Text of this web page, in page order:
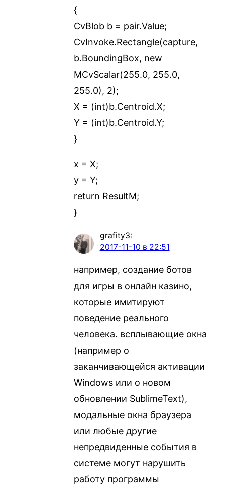
{
CvBlob b = pair.Value;
CvInvoke.Rectangle(capture,
b.BoundingBox, new
MCvScalar(255.0, 255.0,
255.0), 2);
X = (int)b.Centroid.X;
Y = (int)b.Centroid.Y;
}
x = X;
y = Y;
return ResultM;
}
grafity3:
2017-11-10 в 22:51
например, создание ботов
для игры в онлайн казино,
которые имитируют
поведение реального
человека. всплывающие окна
(например о
заканчивающейся активации
Windows или о новом
обновлении SublimeText),
модальные окна браузера
или любые другие
непредвиденные события в
системе могут нарушить
работу программы